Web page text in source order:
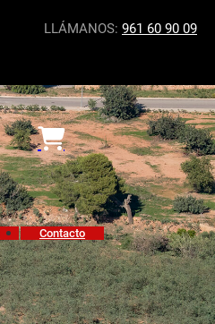
LLÁMANOS: 961 60 90 09
Contacto